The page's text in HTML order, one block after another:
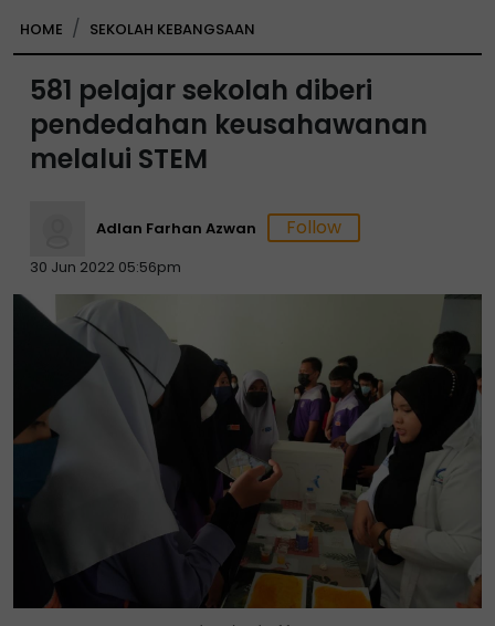
HOME SEKOLAH KEBANGSAAN
581 pelajar sekolah diberi
pendedahan keusahawanan
melalui STEM
Adlan Farhan Azwan
30 Jun 2022 05:56pm